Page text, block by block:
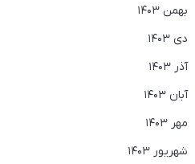
بهمن 1403
دی 1403
آذر 1403
آبان 1403
مهر 1403
شهریور 1403